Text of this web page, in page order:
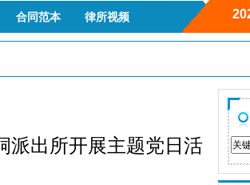
合同范本 律所视频
派出所开展主题党日活